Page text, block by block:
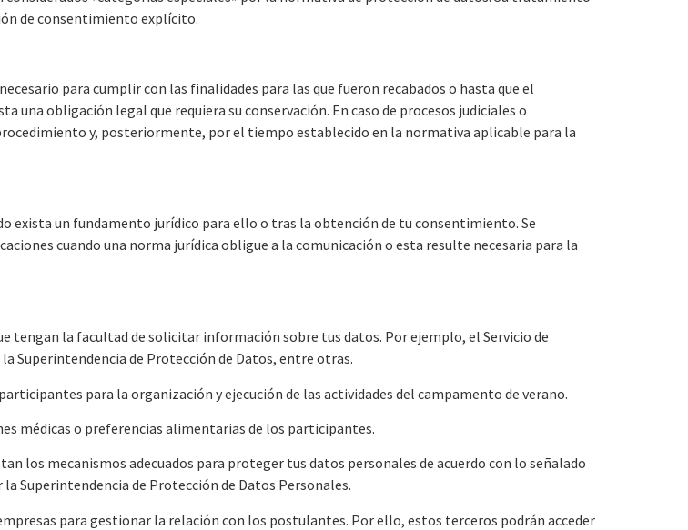
de consentimiento explícito.
para cumplir con las finalidades para las que fueron recabados o hasta que el
una obligación legal que requiera su conservación. En caso de procesos judiciales o
y, posteriormente, por el tiempo establecido en la normativa aplicable para la
exista un fundamento jurídico para ello o tras la obtención de tu consentimiento. Se
cuando una norma jurídica obligue a la comunicación o esta resulte necesaria para la
tengan la facultad de solicitar información sobre tus datos. Por ejemplo, el Servicio de
Superintendencia de Protección de Datos, entre otras.
para la organización y ejecución de las actividades del campamento de verano.
médicas o preferencias alimentarias de los participantes.
los mecanismos adecuados para proteger tus datos personales de acuerdo con lo señalado
Superintendencia de Protección de Datos Personales.
para gestionar la relación con los postulantes. Por ello, estos terceros podrán acceder